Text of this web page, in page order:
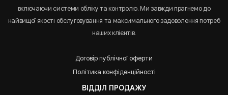
включаючи системи обліку та контролю. Ми завжди прагнемо до
найвищої якості обслуговування та максимального задоволення потреб
наших клієнтів.
Договір публічної оферти
Політика конфіденційності
ВІДДІЛ ПРОДАЖУ